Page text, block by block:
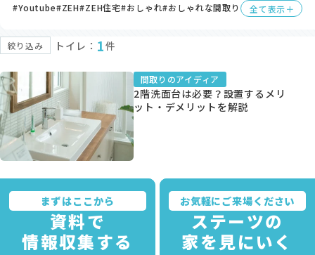
資料請求
オンライン相談
#Youtube#ZEH#ZEH住宅#おしゃれ#おしゃれな間取り 全て表示＋
絞り込み トイレ： 1件
間取りのアイディア
2階洗面台は必要？設置するメリ
ット・デメリットを解説
まずはここから
資料で
情報収集する
お気軽にご来場ください
ステーツの
家を見にいく